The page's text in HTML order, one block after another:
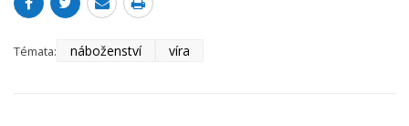
Témata: náboženství víra